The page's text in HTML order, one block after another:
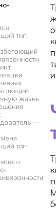
тип
жизнь
—
тип